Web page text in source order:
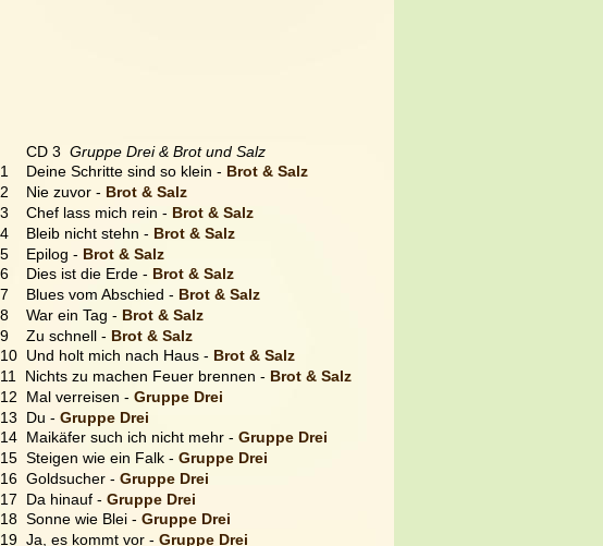
      CD 3
Gruppe Drei & Brot und Salz
1    Deine Schritte sind so klein - Brot & Salz
2    Nie zuvor - Brot & Salz
3    Chef lass mich rein - Brot & Salz
4    Bleib nicht stehn - Brot & Salz
5    Epilog - Brot & Salz
6    Dies ist die Erde - Brot & Salz
7    Blues vom Abschied - Brot & Salz
8    War ein Tag - Brot & Salz
9    Zu schnell - Brot & Salz
10  Und holt mich nach Haus - Brot & Salz
11  Nichts zu machen Feuer brennen - Brot & Salz
12  Mal verreisen - Gruppe Drei
13  Du - Gruppe Drei
14  Maikäfer such ich nicht mehr - Gruppe Drei
15  Steigen wie ein Falk - Gruppe Drei
16  Goldsucher - Gruppe Drei
17  Da hinauf - Gruppe Drei
18  Sonne wie Blei - Gruppe Drei
19  Ja, es kommt vor - Gruppe Drei